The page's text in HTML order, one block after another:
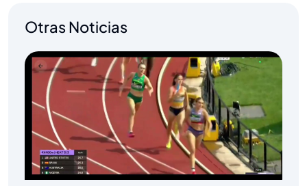
Otras Noticias